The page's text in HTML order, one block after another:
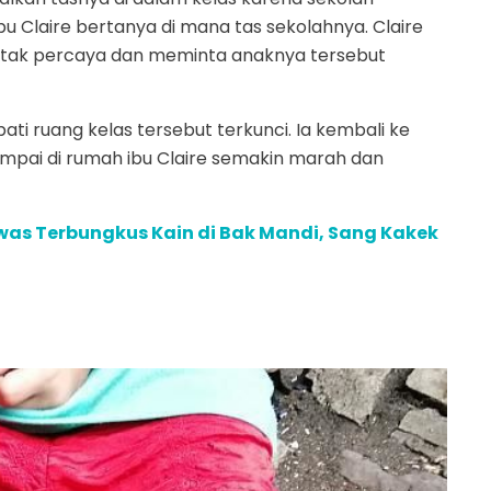
Claire bertanya di mana tas sekolahnya. Claire
percaya dan meminta anaknya tersebut
ruang kelas tersebut terkunci. Ia kembali ke
di rumah ibu Claire semakin marah dan
Terbungkus Kain di Bak Mandi, Sang Kakek